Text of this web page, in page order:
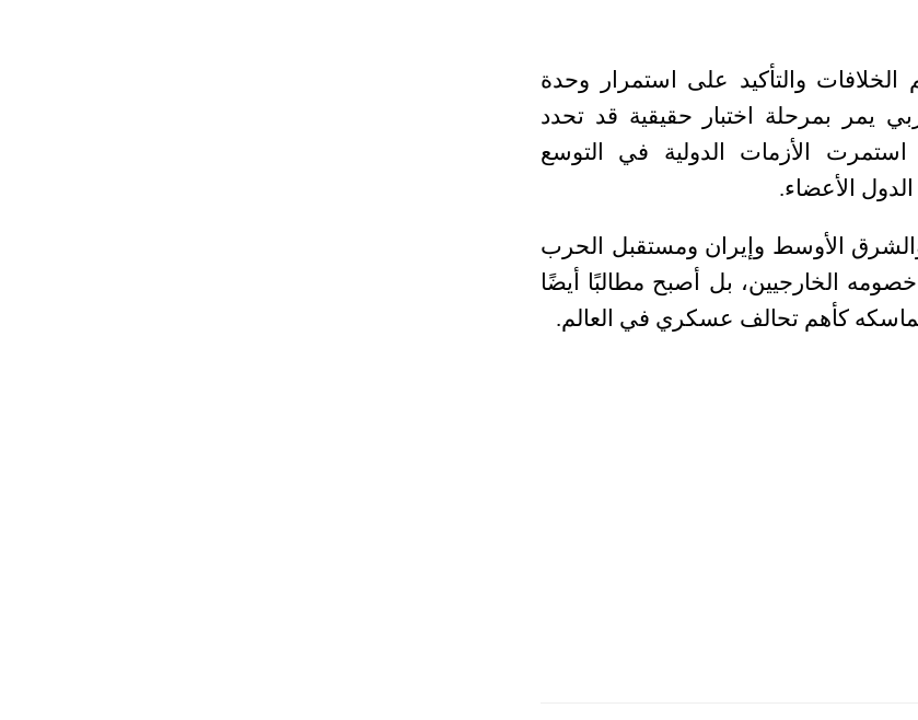
والتأكيد على استمرار وحدة
يمر بمرحلة اختبار حقيقية قد تحدد
الأزمات الدولية في التوسع
الأعضاء.
الأوسط وإيران ومستقبل الحرب
الخارجيين، بل أصبح مطالبًا أيضًا
تماسكه كأهم تحالف عسكري في العالم.